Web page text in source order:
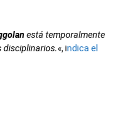
está temporalmente
disciplinarios.«, indica el